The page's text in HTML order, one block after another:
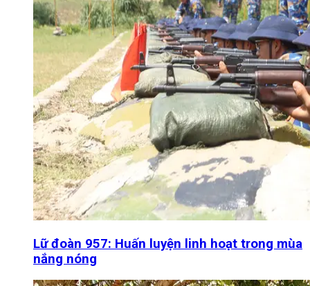
Lữ đoàn 957: Huấn luyện linh hoạt trong mùa
nắng nóng